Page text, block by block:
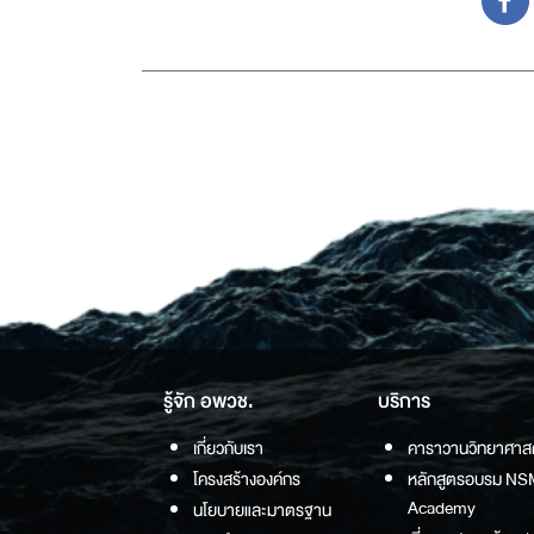
รู้จัก อพวช.
เกี่ยวกับเรา
โครงสร้างองค์กร
นโยบายและมาตรฐาน
บริการ
คาราวานวิทยาศา
หลักสูตรอบรม
Academy